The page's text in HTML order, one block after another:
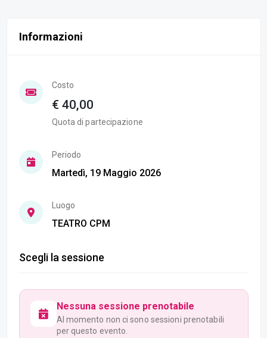
Informazioni
Costo
€ 40,00
Quota di partecipazione
Periodo
Martedì, 19 Maggio 2026
Luogo
TEATRO CPM
Scegli la sessione
Nessuna sessione prenotabile
Al momento non ci sono sessioni prenotabili
per questo evento.